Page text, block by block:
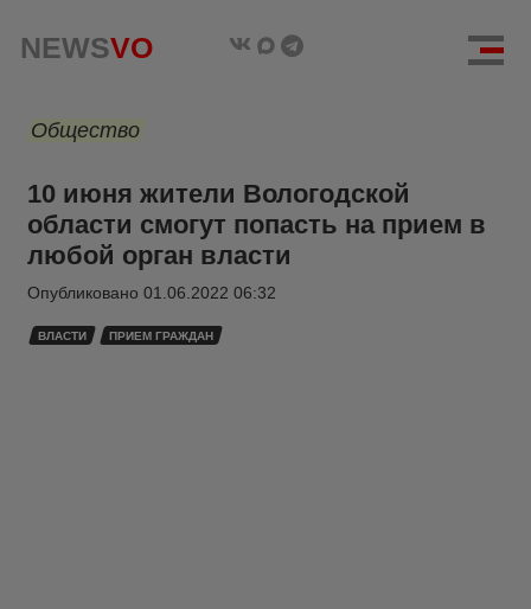
NEWSVO
Общество
10 июня жители Вологодской
области смогут попасть на прием в
любой орган власти
Опубликовано 01.06.2022 06:32
ВЛАСТИ ПРИЕМ ГРАЖДАН